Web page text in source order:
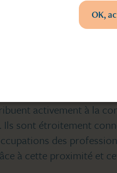
outils qualité, dans la
réflexion éthique.
référents,
Cette
avec les
d’évènements ou de
activement à la
Ils sont étroitement
des
à cette proximité et
OK,